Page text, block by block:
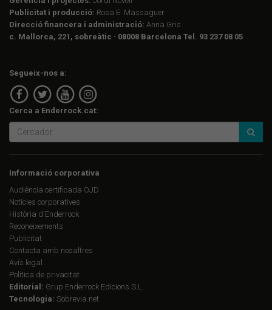
Publicitat i producció: Rosa E. Massaguer
Direcció financera i administració: Anna Gris
c. Mallorca, 221, sobreàtic · 08008 Barcelona Tel. 93 237 08 05
Segueix-nos a:
Cerca a Enderrock.cat:
Informació corporativa
Audiència certificada OJD
Notícies corporatives
Història d'Enderrock
Reconeixements
Publicitat
Contacta amb nosaltres
Avís legal
Política de privacitat
Editorial: Grup Enderrock Edicions S.L.
Tecnologia: Sobrevia.net